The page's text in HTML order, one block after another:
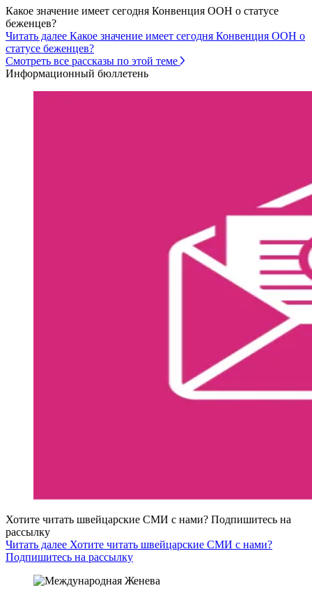
Какое значение имеет сегодня Конвенция ООН о статусе
беженцев?
Читать далее Какое значение имеет сегодня Конвенция ООН о
статусе беженцев?
Смотреть все рассказы по этой теме
Информационный бюллетень
Хотите читать швейцарские СМИ с нами? Подпишитесь на
рассылку
Читать далее Хотите читать швейцарские СМИ с нами?
Подпишитесь на рассылку